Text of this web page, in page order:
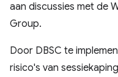
aan discussies met de
Group.
Door DBSC te
risico's van